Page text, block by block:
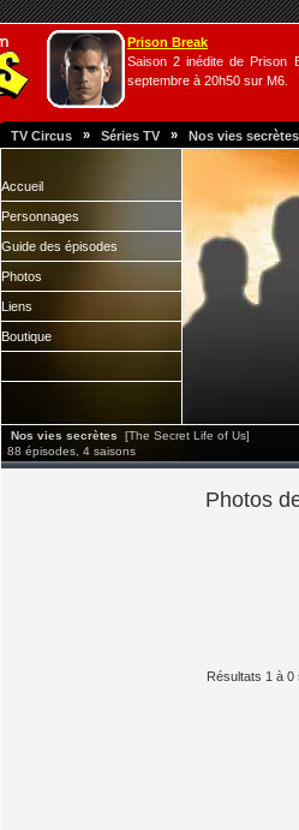
Prison Break
Saison 2 inédite de Prison
septembre à 20h50 sur M6.
TV Circus » Séries TV » Nos vies secrètes
Accueil
Personnages
Guide des épisodes
Photos
Liens
Boutique
Nos vies secrètes
[The Secret Life of Us]
88 épisodes, 4 saisons
Photos
Résultats 1 à 0